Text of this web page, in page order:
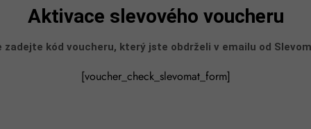
Aktivace slevového voucheru​
zadejte kód voucheru, který jste obdrželi v emailu od
[voucher_check_slevomat_form]